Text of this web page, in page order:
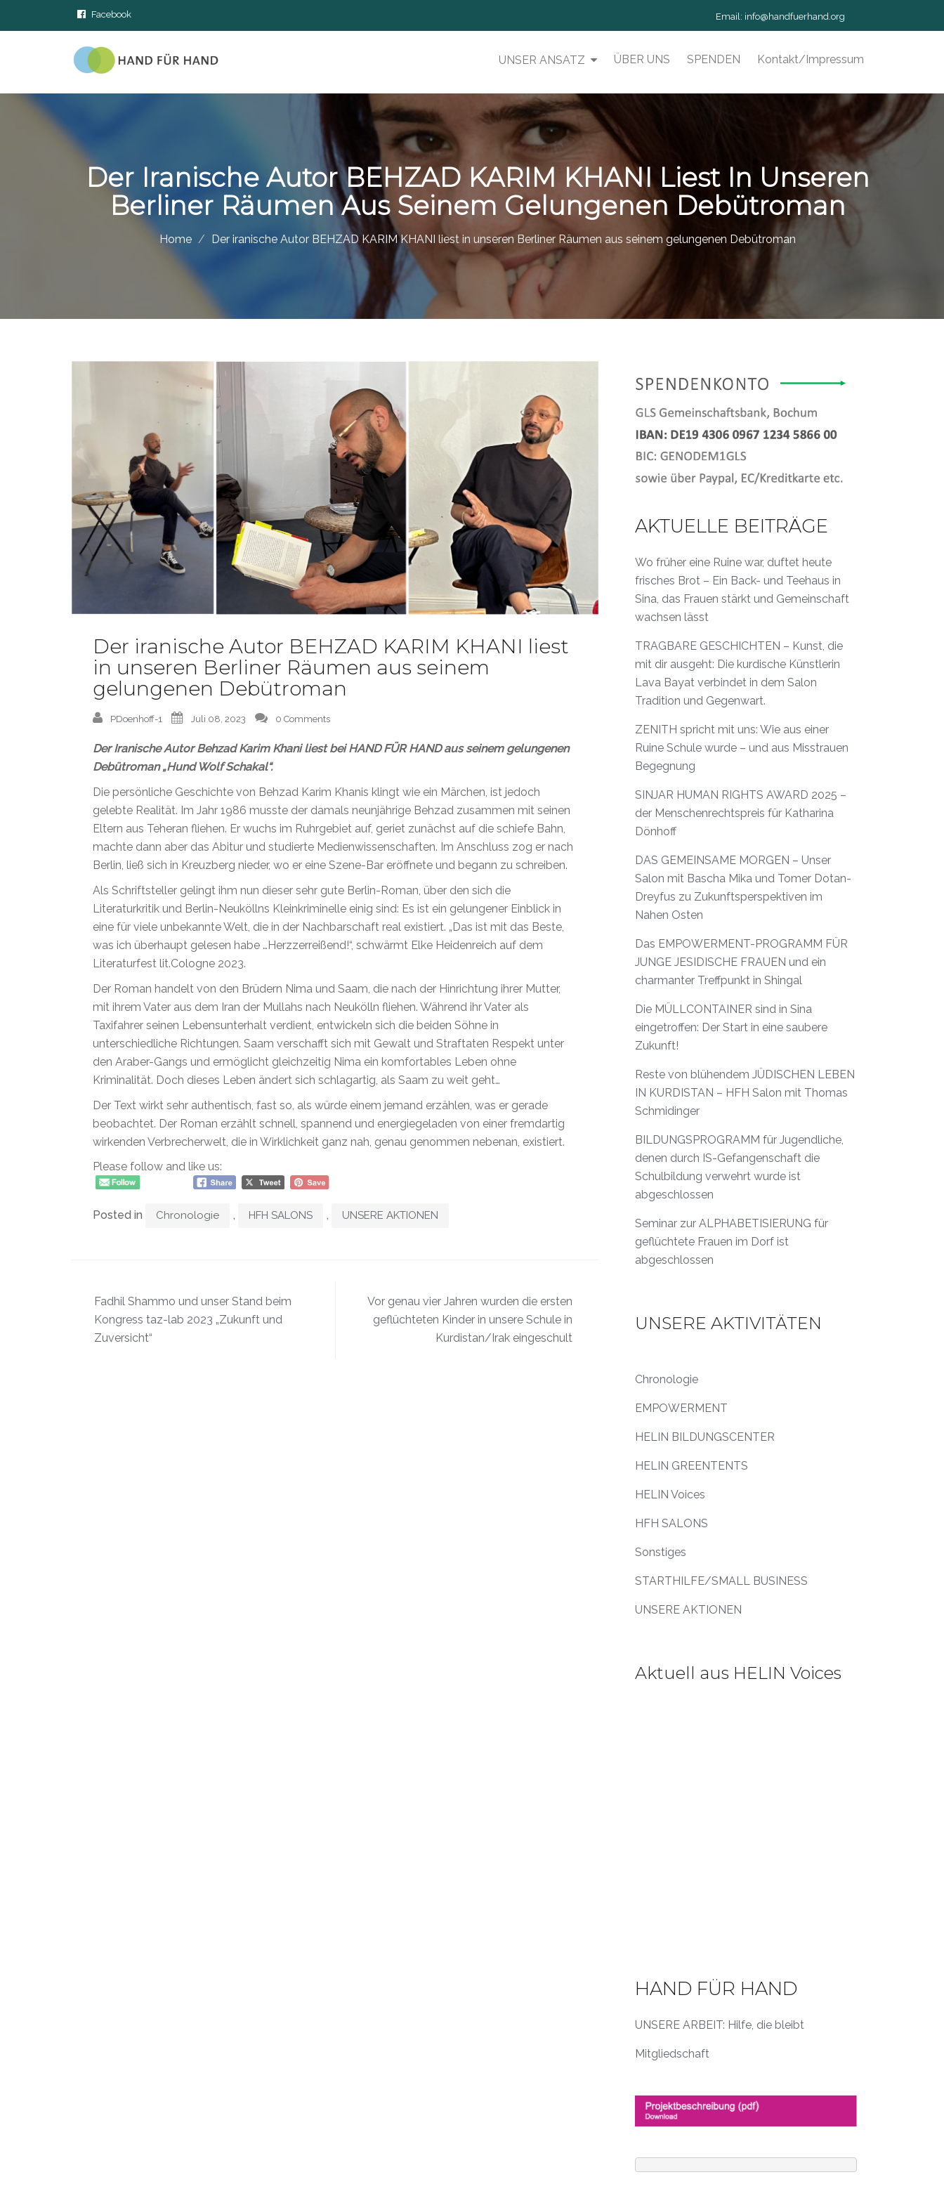
Facebook Email: info@handfuerhand.org
UNSER ANSATZ ÜBER UNS SPENDEN Kontakt/Impressum
Der Iranische Autor BEHZAD KARIM KHANI Liest In Unseren
Berliner Räumen Aus Seinem Gelungenen Debütroman
Home Der iranische Autor BEHZAD KARIM KHANI liest in unseren Berliner Räumen aus seinem gelungenen Debütroman
Der iranische Autor BEHZAD KARIM KHANI liest
in unseren Berliner Räumen aus seinem
gelungenen Debütroman
PDoenhoff-1 Juli 08, 2023 0 Comments
Der Iranische Autor Behzad Karim Khani liest bei HAND FÜR HAND aus seinem gelungenen
Debütroman „Hund Wolf Schakal“.
Die persönliche Geschichte von Behzad Karim Khanis klingt wie ein Märchen, ist jedoch
gelebte Realität. Im Jahr 1986 musste der damals neunjährige Behzad zusammen mit seinen
Eltern aus Teheran fliehen. Er wuchs im Ruhrgebiet auf, geriet zunächst auf die schiefe Bahn,
machte dann aber das Abitur und studierte Medienwissenschaften. Im Anschluss zog er nach
Berlin, ließ sich in Kreuzberg nieder, wo er eine Szene-Bar eröffnete und begann zu schreiben.
Als Schriftsteller gelingt ihm nun dieser sehr gute Berlin-Roman, über den sich die
Literaturkritik und Berlin-Neuköllns Kleinkriminelle einig sind: Es ist ein gelungener Einblick in
eine für viele unbekannte Welt, die in der Nachbarschaft real existiert. „Das ist mit das Beste,
was ich überhaupt gelesen habe …Herzzerreißend!“, schwärmt Elke Heidenreich auf dem
Literaturfest lit.Cologne 2023.
Der Roman handelt von den Brüdern Nima und Saam, die nach der Hinrichtung ihrer Mutter,
mit ihrem Vater aus dem Iran der Mullahs nach Neukölln fliehen. Während ihr Vater als
Taxifahrer seinen Lebensunterhalt verdient, entwickeln sich die beiden Söhne in
unterschiedliche Richtungen. Saam verschafft sich mit Gewalt und Straftaten Respekt unter
den Araber-Gangs und ermöglicht gleichzeitig Nima ein komfortables Leben ohne
Kriminalität. Doch dieses Leben ändert sich schlagartig, als Saam zu weit geht…
Der Text wirkt sehr authentisch, fast so, als würde einem jemand erzählen, was er gerade
beobachtet. Der Roman erzählt schnell, spannend und energiegeladen von einer fremdartig
wirkenden Verbrecherwelt, die in Wirklichkeit ganz nah, genau genommen nebenan, existiert.
Please follow and like us:
Posted in Chronologie , HFH SALONS , UNSERE AKTIONEN
Beitragsnavigation
Fadhil Shammo und unser Stand beim
Kongress taz-lab 2023 „Zukunft und
Zuversicht“
Vor genau vier Jahren wurden die ersten
geflüchteten Kinder in unsere Schule in
Kurdistan/Irak eingeschult
AKTUELLE BEITRÄGE
Wo früher eine Ruine war, duftet heute
frisches Brot – Ein Back- und Teehaus in
Sina, das Frauen stärkt und Gemeinschaft
wachsen lässt
TRAGBARE GESCHICHTEN – Kunst, die
mit dir ausgeht: Die kurdische Künstlerin
Lava Bayat verbindet in dem Salon
Tradition und Gegenwart.
ZENITH spricht mit uns: Wie aus einer
Ruine Schule wurde – und aus Misstrauen
Begegnung
SINJAR HUMAN RIGHTS AWARD 2025 –
der Menschenrechtspreis für Katharina
Dönhoff
DAS GEMEINSAME MORGEN – Unser
Salon mit Bascha Mika und Tomer Dotan-
Dreyfus zu Zukunftsperspektiven im
Nahen Osten
Das EMPOWERMENT-PROGRAMM FÜR
JUNGE JESIDISCHE FRAUEN und ein
charmanter Treffpunkt in Shingal
Die MÜLLCONTAINER sind in Sina
eingetroffen: Der Start in eine saubere
Zukunft!
Reste von blühendem JÜDISCHEN LEBEN
IN KURDISTAN – HFH Salon mit Thomas
Schmidinger
BILDUNGSPROGRAMM für Jugendliche,
denen durch IS-Gefangenschaft die
Schulbildung verwehrt wurde ist
abgeschlossen
Seminar zur ALPHABETISIERUNG für
geflüchtete Frauen im Dorf ist
abgeschlossen
UNSERE AKTIVITÄTEN
Chronologie
EMPOWERMENT
HELIN BILDUNGSCENTER
HELIN GREENTENTS
HELIN Voices
HFH SALONS
Sonstiges
STARTHILFE/SMALL BUSINESS
UNSERE AKTIONEN
Aktuell aus HELIN Voices
HAND FÜR HAND
UNSERE ARBEIT: Hilfe, die bleibt
Mitgliedschaft